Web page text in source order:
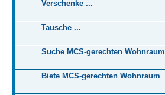
Verschenke ...
Tausche ...
Suche MCS-gerechten Wohnraum
Biete MCS-gerechten Wohnraum